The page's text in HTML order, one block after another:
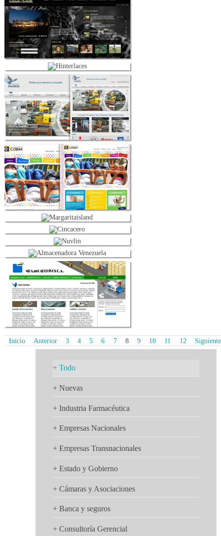
Inicio Anterior 3 4 5 6 7 8 9 10 11 12 Siguiente
+ Todo
+ Nuevas
+ Industria Farmacéutica
+ Empresas Nacionales
+ Empresas Transnacionales
+ Estado y Gobierno
+ Cámaras y Asociaciones
+ Banca y seguros
+ Consultoría Gerencial